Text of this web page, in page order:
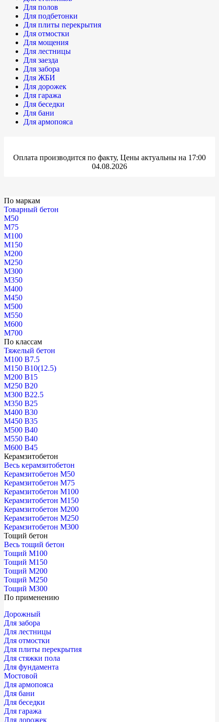
Для полов
Для подбетонки
Для плиты перекрытия
Для отмостки
Для мощения
Для лестницы
Для заезда
Для забора
Для ЖБИ
Для дорожек
Для гаража
Для беседки
Для бани
Для армопояса
Оплата производится по факту, Цены актуальны на 17:00
04.08.2026
По маркам
Товарный бетон
М50
М75
М100
М150
М200
М250
М300
М350
М400
М450
М500
М550
М600
М700
По классам
Тяжелый бетон
М100 В7.5
М150 В10(12.5)
М200 В15
М250 В20
М300 В22.5
М350 В25
М400 В30
М450 В35
М500 В40
М550 В40
М600 В45
Керамзитобетон
Весь керамзитобетон
Керамзитобетон М50
Керамзитобетон М75
Керамзитобетон М100
Керамзитобетон М150
Керамзитобетон М200
Керамзитобетон М250
Керамзитобетон М300
Тощий бетон
Весь тощий бетон
Тощий М100
Тощий М150
Тощий М200
Тощий М250
Тощий М300
По применению
Дорожный
Для забора
Для лестницы
Для отмостки
Для плиты перекрытия
Для стяжки пола
Для фундамента
Мостовой
Для армопояса
Для бани
Для беседки
Для гаража
Для дорожек